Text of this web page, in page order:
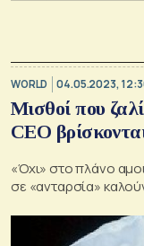
WORLD 04.05.2023,
Μισθοί που
CEO
«Όχι» στο πλάνο
σε «ανταρσία»